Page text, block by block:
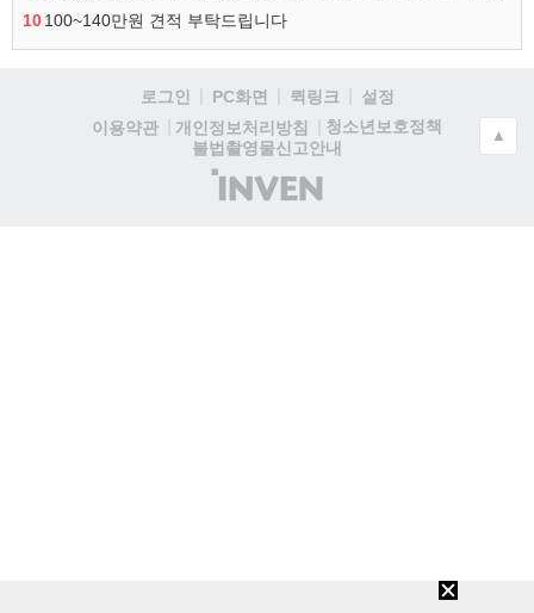
10100~140만원 견적 부탁드립니다
로그인 PC화면 퀵링크
설정
이용약관
개인정보처리방침
청소년보호정책
불법촬영물신고안내
(주)
인
▲